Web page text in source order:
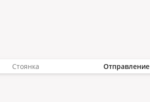
Стоянка Отправление